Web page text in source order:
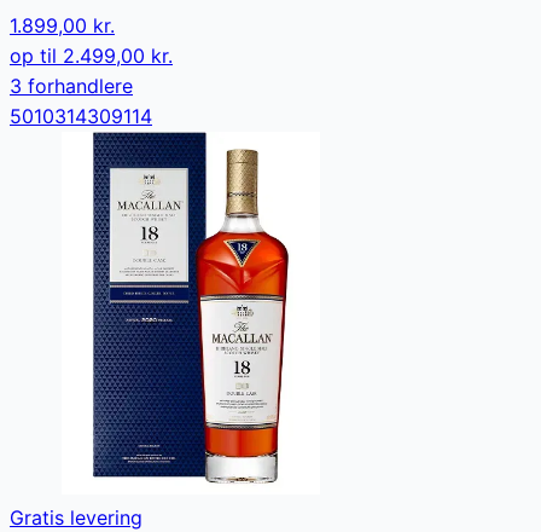
1.899,00 kr.
op til 2.499,00 kr.
3 forhandlere
5010314309114
Gratis levering